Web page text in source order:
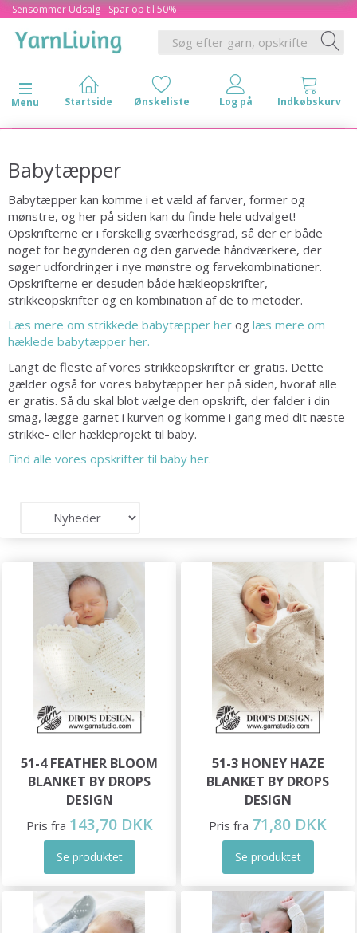
Sensommer Udsalg - Spar op til 50%
Skifte navigation
Menu
Babytæpper
Babytæpper kan komme i et væld af farver, former og
mønstre, og her på siden kan du finde hele udvalget!
Opskrifterne er i forskellig sværhedsgrad, så der er både
noget for begynderen og den garvede håndværkere, der
søger udfordringer i nye mønstre og farvekombinationer.
Opskrifterne er desuden både hækleopskrifter,
strikkeopskrifter og en kombination af de to metoder.
Læs mere om strikkede babytæpper her og læs mere om
hæklede babytæpper her.
Langt de fleste af vores strikkeopskrifter er gratis. Dette
gælder også for vores babytæpper her på siden, hvoraf alle
er gratis. Så du skal blot vælge den opskrift, der falder i din
smag, lægge garnet i kurven og komme i gang med dit næste
strikke- eller hækleprojekt til baby.
Find alle vores opskrifter til baby her.
51-4 FEATHER BLOOM
BLANKET BY DROPS
DESIGN
Pris fra 143,70 DKK
Se produktet
51-3 HONEY HAZE
BLANKET BY DROPS
DESIGN
Pris fra 71,80 DKK
Se produktet